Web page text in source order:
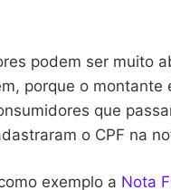
podem ser muito
porque o montante
que
o CPF na
exemplo a Nota